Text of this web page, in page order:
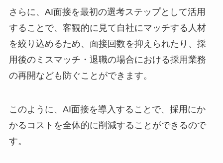
さらに、AI面接を最初の選考ステップとして活用
することで、客観的に見て自社にマッチする人材
を絞り込めるため、面接回数を抑えられたり、採
用後のミスマッチ・退職の場合における採用業務
の再開なども防ぐことができます。
このように、AI面接を導入することで、採用にか
かるコストを全体的に削減することができるので
す。